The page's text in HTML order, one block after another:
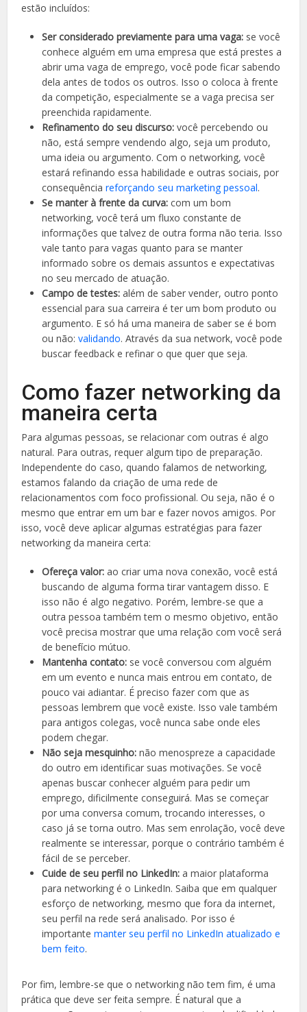
estão incluídos:
Ser considerado previamente para uma vaga: se você
conhece alguém em uma empresa que está prestes a
abrir uma vaga de emprego, você pode ficar sabendo
dela antes de todos os outros. Isso o coloca à frente
da competição, especialmente se a vaga precisa ser
preenchida rapidamente.
Refinamento do seu discurso: você percebendo ou
não, está sempre vendendo algo, seja um produto,
uma ideia ou argumento. Com o networking, você
estará refinando essa habilidade e outras sociais, por
consequênciareforçando seu marketing pessoal.
Se manter à frente da curva: com um bom
networking, você terá um fluxo constante de
informações que talvez de outra forma não teria. Isso
vale tanto para vagas quanto para se manter
informado sobre os demais assuntos e expectativas
no seu mercado de atuação.
Campo de testes: além de saber vender, outro ponto
essencial para sua carreira é ter um bom produto ou
argumento. E só há uma maneira de saber se é bom
ou não:validando. Através da sua network, você pode
buscar feedback e refinar o que quer que seja.
Como fazer networking da
maneira certa
Para algumas pessoas, se relacionar com outras é algo
natural. Para outras, requer algum tipo de preparação.
Independente do caso, quando falamos de networking,
estamos falando da criação de uma rede de
relacionamentos com foco profissional. Ou seja, não é o
mesmo que entrar em um bar e fazer novos amigos. Por
isso, você deve aplicar algumas estratégias para fazer
networking da maneira certa:
Ofereça valor: ao criar uma nova conexão, você está
buscando de alguma forma tirar vantagem disso. E
isso não é algo negativo. Porém, lembre-se que a
outra pessoa também tem o mesmo objetivo, então
você precisa mostrar que uma relação com você será
de benefício mútuo.
Mantenha contato: se você conversou com alguém
em um evento e nunca mais entrou em contato, de
pouco vai adiantar. É preciso fazer com que as
pessoas lembrem que você existe. Isso vale também
para antigos colegas, você nunca sabe onde eles
podem chegar.
Não seja mesquinho: não menospreze a capacidade
do outro em identificar suas motivações. Se você
apenas buscar conhecer alguém para pedir um
emprego, dificilmente conseguirá. Mas se começar
por uma conversa comum, trocando interesses, o
caso já se torna outro. Mas sem enrolação, você deve
realmente se interessar, porque o contrário também é
fácil de se perceber.
Cuide de seu perfil no LinkedIn: a maior plataforma
para networking é o LinkedIn. Saiba que em qualquer
esforço de networking, mesmo que fora da internet,
seu perfil na rede será analisado. Por isso é
importantemanter seu perfil no LinkedIn atualizado e
bem feito.
Por fim, lembre-se que o networking não tem fim, é uma
prática que deve ser feita sempre. É natural que a